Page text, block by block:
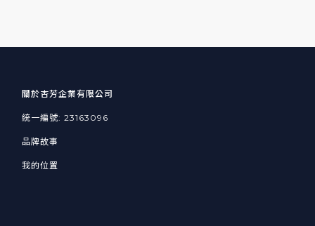
關於杏芳企業有限公司
統一編號: 23163096
品牌故事
我的位置